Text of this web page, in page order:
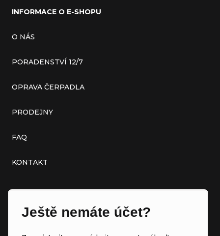
INFORMACE O E-SHOPU
O NÁS
PORADENSTVÍ 12/7
OPRAVA ČERPADLA
PRODEJNY
FAQ
KONTAKT
Ještě nemáte účet?